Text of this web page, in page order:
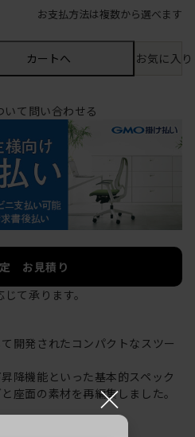
お支払方法は複数から選べます
カートへ お気に入
いて問い合わせる
お見積り
て承ります。
開発されたコンパクトなスツー
降機能といった基本的スペック
座面の素材を再編集しました。
×